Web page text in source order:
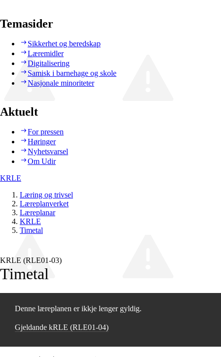
Temasider
Sikkerhet og beredskap
Læremidler
Digitalisering
Samisk i barnehage og skole
Nasjonale minoriteter
Aktuelt
For pressen
Høringer
Nyhetsvarsel
Om Udir
KRLE
Læring og trivsel
Læreplanverket
Læreplanar
KRLE
Timetal
KRLE (RLE01‑03)
Timetal
Denne læreplanen er ikkje lenger gyldig.
Gjeldande kRLE (RLE01‑04)